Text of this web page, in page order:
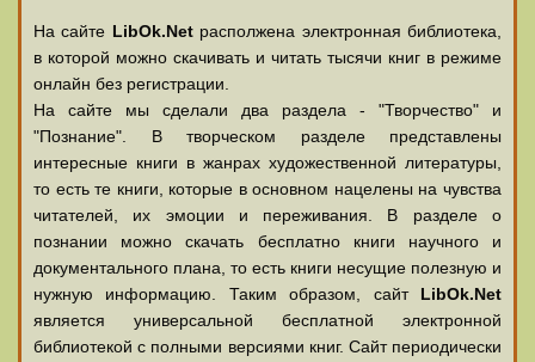
На сайте LibOk.Netрасполжена электронная библиотека,
в которой можно скачивать и читать тысячи книг в режиме
онлайн без регистрации.
На сайте мы сделали два раздела - "Творчество" и
"Познание". В творческом разделе представлены
интересные книги в жанрах художественной литературы,
то есть те книги, которые в основном нацелены на чувства
читателей, их эмоции и переживания. В разделе о
познании можно скачать бесплатно книги научного и
документального плана, то есть книги несущие полезную и
нужную информацию. Таким образом, сайт LibOk.Net
является универсальной бесплатной электронной
библиотекой с полными версиями книг. Сайт периодически